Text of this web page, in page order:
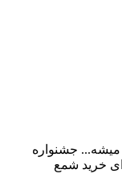
جشنواره
برای خرید شمع